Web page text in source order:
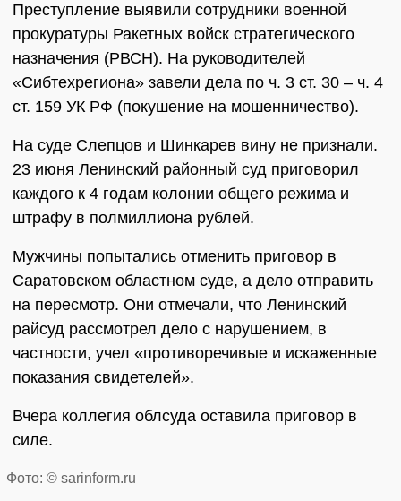
Преступление выявили сотрудники военной
прокуратуры Ракетных войск стратегического
назначения (РВСН). На руководителей
«Сибтехрегиона» завели дела по ч. 3 ст. 30 – ч. 4
ст. 159 УК РФ (покушение на мошенничество).
На суде Слепцов и Шинкарев вину не признали.
23 июня Ленинский районный суд приговорил
каждого к 4 годам колонии общего режима и
штрафу в полмиллиона рублей.
Мужчины попытались отменить приговор в
Саратовском областном суде, а дело отправить
на пересмотр. Они отмечали, что Ленинский
райсуд рассмотрел дело с нарушением, в
частности, учел «противоречивые и искаженные
показания свидетелей».
Вчера коллегия облсуда оставила приговор в
силе.
Фото: © sarinform.ru